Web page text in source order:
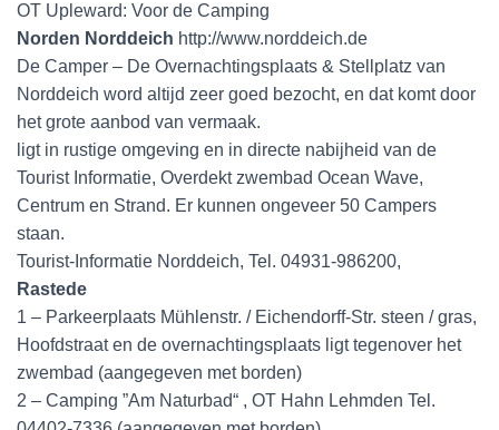
OT Upleward: Voor de Camping
Norden Norddeich http://www.norddeich.de
De Camper – De Overnachtingsplaats & Stellplatz van
Norddeich word altijd zeer goed bezocht, en dat komt door
het grote aanbod van vermaak.
ligt in rustige omgeving en in directe nabijheid van de
Tourist Informatie, Overdekt zwembad Ocean Wave,
Centrum en Strand. Er kunnen ongeveer 50 Campers
staan.
Tourist-Informatie Norddeich, Tel. 04931-986200,
Rastede
1 – Parkeerplaats Mühlenstr. / Eichendorff-Str. steen / gras,
Hoofdstraat en de overnachtingsplaats ligt tegenover het
zwembad (aangegeven met borden)
2 – Camping ”Am Naturbad“ , OT Hahn Lehmden Tel.